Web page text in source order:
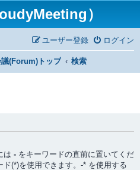
）
ログイン
ユーザー登録
(Forum)トップ 検索
は - をキーワードの直前に置いてくだ
(*)を使用できます。-* を使用する